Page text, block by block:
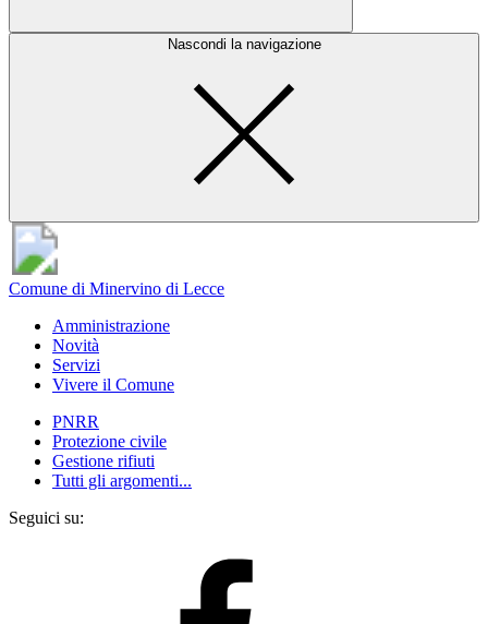
Nascondi la navigazione
Comune di Minervino di Lecce
Amministrazione
Novità
Servizi
Vivere il Comune
PNRR
Protezione civile
Gestione rifiuti
Tutti gli argomenti...
Seguici su: